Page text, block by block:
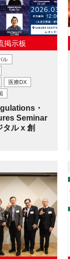
掲示板
ル
医療DX
・
Seminar
ル x 創